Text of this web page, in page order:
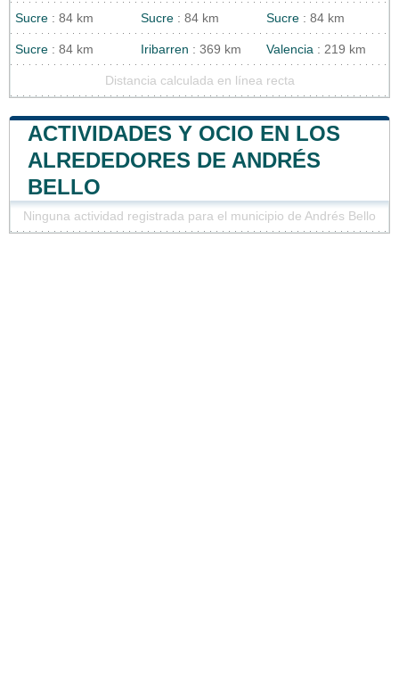
Sucre : 84 km Sucre : 84 km Sucre : 84 km
Sucre : 84 km Iribarren : 369 km Valencia : 219 km
Distancia calculada en línea recta
ACTIVIDADES Y OCIO EN LOS
ALREDEDORES DE ANDRÉS
BELLO
Ninguna actividad registrada para el municipio de Andrés Bello